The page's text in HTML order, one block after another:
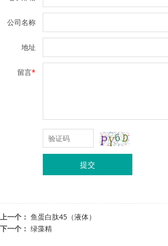
公司名称
地址
留言*
提交
上一个： 鱼蛋白肽45（液体）
下一个： 绿藻精